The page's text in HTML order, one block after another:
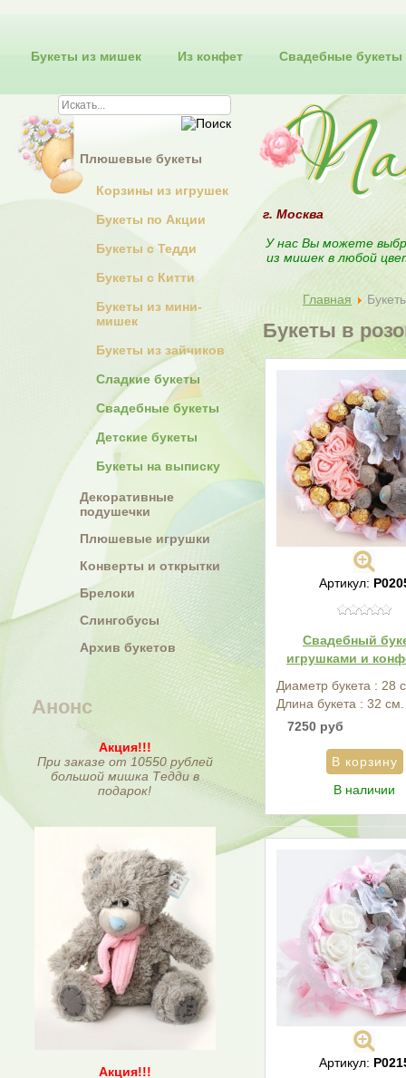
Букеты из мишек Из конфет Свадебные букеты
Плюшевые букеты
Корзины из игрушек
Букеты по Акции
Букеты с Тедди
Букеты с Китти
Букеты из мини-
мишек
Букеты из зайчиков
Сладкие букеты
Свадебные букеты
Детские букеты
Букеты на выписку
Декоративные
подушечки
Плюшевые игрушки
Конверты и открытки
Брелоки
Слингобусы
Архив букетов
Анонс
Акция!!!
При заказе от 10550 рублей
большой мишка Тедди в
подарок!
Акция!!!
г. Москва
У нас Вы можете
из мишек в любой
Главная
Букеты в
Артикул:
Свадебный
игрушками и
Диаметр букета : 28
Длина букета : 32 см.
7250 руб
В наличии
Артикул: